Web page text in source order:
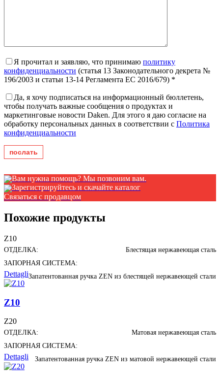
Я прочитал и заявляю, что принимаю политику
конфиденциальности (статья 13 Законодательного декрета №
196/2003 и статьи 13-14 Регламента ЕС 2016/679) *
Да, я хочу подписаться на информационный бюллетень,
чтобы получать важные сообщения о продуктах и ​​
маркетинговые новости Daken. Для этого я даю согласие на
обработку персональных данных в соответствии с Политика
конфиденциальности
Вам нужна помощь? Мы позвоним вам.
Зарегистрируйтесь и скачайте каталог
Связаться с продавцом
Похожие продукты
Z10
ОТДЕЛКА:
Блестящая нержавеющая сталь
ЗАПОРНАЯ СИСТЕМА:
Запатентованная ручка ZEN из блестящей нержавеющей стали
Dettagli
Z10
Z20
ОТДЕЛКА:
Матовая нержавеющая сталь
ЗАПОРНАЯ СИСТЕМА:
Запатентованная ручка ZEN из матовой нержавеющей стали
Dettagli